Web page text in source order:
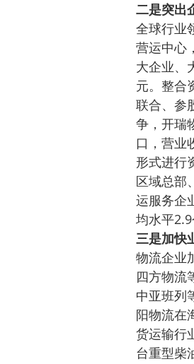
二是突出
全球行业
营运中心
大企业、
元。整合
联合、参
争，开瑞
口，营业
形式进行
区域总部
运服务企
均水平2.9
三是加快
物流企业
四方物流
中亚班列
阳物流在
货运输行
台重型柴